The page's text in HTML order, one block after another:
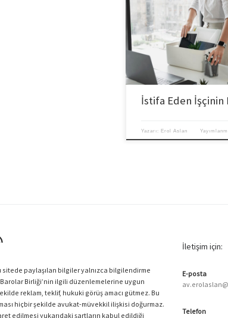
İstifa Eden İşçinin
Yazarı: Erol Aslan
akışı
sitede paylaşılan bilgiler yalnızca bilgilendirme
Barolar Birliği’nin ilgili düzenlemelerine uygun
reklam, teklif, hukuki görüş amacı gütmez. Bu
hiçbir şekilde avukat-müvekkil ilişkisi doğurmaz.
edilmesi yukarıdaki şartların kabul edildiği
İletişim için:
E-posta
Telefon